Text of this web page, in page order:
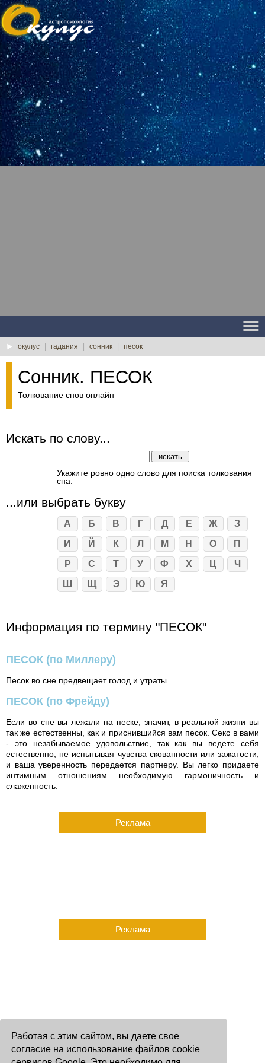
Работая с этим сайтом, вы даете свое
согласие на использование файлов cookie
окулус гадания сонник песок
Сонник. ПЕСОК
Толкование снов онлайн
Искать по слову...
Укажите ровно одно слово для поиска толкования
сна.
...или выбрать букву
А Б В Г Д Е Ж
З
И
Й К Л М Н О
П
Р
С Т У Ф Х Ц
Ч
Ш
Щ Э Ю Я
Информация по термину "ПЕСОК"
ПЕСОК (по Миллеру)
Песок во сне предвещает голод и утраты.
ПЕСОК (по Фрейду)
Если во сне вы лежали на песке, значит, в реальной жизни вы
так же естественны, как и приснившийся вам песок. Секс в вами
- это незабываемое удовольствие, так как вы ведете себя
естественно, не испытывая чувства скованности или зажатости,
и ваша уверенность передается партнеру. Вы легко придаете
интимным отношениям необходимую гармоничность и
слаженность.
Реклама
Реклама